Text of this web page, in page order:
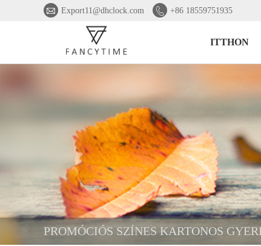
 Export11@dhclock.com  +86 18559751935
ITTHON
PROMÓCIÓS SZÍNES KARTONOS